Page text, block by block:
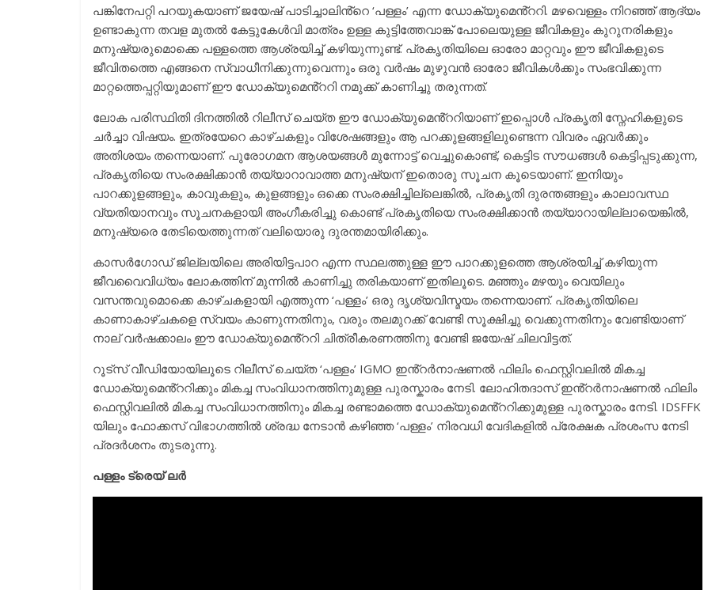
പങ്കിനേപറ്റി പറയുകയാണ് ജയേഷ് പാടിച്ചാലിൻ്റെ ‘പള്ളം’ എന്ന ഡോക്യുമെൻ്ററി. മഴവെള്ളം നിറഞ്ഞ് ആദ്യം
ഉണ്ടാകുന്ന തവള മുതൽ കേട്ടുകേൾവി മാത്രം ഉള്ള കുട്ടിത്തേവാങ്ക് പോലെയുള്ള ജീവികളും കുറുനരികളും
മനുഷ്യരുമൊക്കെ പള്ളത്തെ ആശ്രയിച്ച് കഴിയുന്നുണ്ട്. പ്രകൃതിയിലെ ഓരോ മാറ്റവും ഈ ജീവികളുടെ
ജീവിതത്തെ എങ്ങനെ സ്വാധീനിക്കുന്നുവെന്നും ഒരു വർഷം മുഴുവൻ ഓരോ ജീവികൾക്കും സംഭവിക്കുന്ന
മാറ്റത്തെപ്പറ്റിയുമാണ് ഈ ഡോക്യുമെൻ്ററി നമുക്ക് കാണിച്ചു തരുന്നത്.
ലോക പരിസ്ഥിതി ദിനത്തിൽ റിലീസ് ചെയ്ത ഈ ഡോക്യുമെൻ്ററിയാണ് ഇപ്പൊൾ പ്രകൃതി സ്നേഹികളുടെ
ചർച്ചാ വിഷയം. ഇത്രയേറെ കാഴ്ചകളും വിശേഷങ്ങളും ആ പറക്കുളങ്ങളിലുണ്ടെന്ന വിവരം ഏവർക്കും
അതിശയം തന്നെയാണ്. പുരോഗമന ആശയങ്ങൾ മുന്നോട്ട് വെച്ചുകൊണ്ട്, കെട്ടിട സൗധങ്ങൾ കെട്ടിപ്പടുക്കുന്ന,
പ്രകൃതിയെ സംരക്ഷിക്കാൻ തയ്യാറാവാത്ത മനുഷ്യന് ഇതൊരു സൂചന കൂടെയാണ്. ഇനിയും
പാറക്കുളങ്ങളും, കാവുകളും, കുളങ്ങളും ഒക്കെ സംരക്ഷിച്ചില്ലെങ്കിൽ, പ്രകൃതി ദുരന്തങ്ങളും കാലാവസ്ഥ
വ്യതിയാനവും സൂചനകളായി അംഗീകരിച്ചു കൊണ്ട് പ്രകൃതിയെ സംരക്ഷിക്കാൻ തയ്യാറായില്ലായെങ്കിൽ,
മനുഷ്യരെ തേടിയെത്തുന്നത് വലിയൊരു ദുരന്തമായിരിക്കും.
കാസർഗോഡ് ജില്ലയിലെ അരിയിട്ടപാറ എന്ന സ്ഥലത്തുള്ള ഈ പാറക്കുളത്തെ ആശ്രയിച്ച് കഴിയുന്ന
ജീവവൈവിധ്യം ലോകത്തിന് മുന്നിൽ കാണിച്ചു തരികയാണ് ഇതിലൂടെ. മഞ്ഞും മഴയും വെയിലും
വസന്തവുമൊക്കെ കാഴ്ചകളായി എത്തുന്ന ‘പള്ളം’ ഒരു ദൃശ്യവിസ്മയം തന്നെയാണ്. പ്രകൃതിയിലെ
കാണാകാഴ്ചകളെ സ്വയം കാണുന്നതിനും, വരും തലമുറക്ക് വേണ്ടി സൂക്ഷിച്ചു വെക്കുന്നതിനും വേണ്ടിയാണ്
നാല് വർഷക്കാലം ഈ ഡോക്യുമെൻ്ററി ചിത്രീകരണത്തിനു വേണ്ടി ജയേഷ് ചിലവിട്ടത്.
റൂട്സ് വീഡിയോയിലൂടെ റിലീസ് ചെയ്ത ‘പള്ളം’ IGMO ഇൻ്റർനാഷണൽ ഫിലിം ഫെസ്റ്റിവലിൽ മികച്ച
ഡോക്യുമെൻ്ററിക്കും മികച്ച സംവിധാനത്തിനുമുള്ള പുരസ്കാരം നേടി. ലോഹിതദാസ് ഇൻ്റർനാഷണൽ ഫിലിം
ഫെസ്റ്റിവലിൽ മികച്ച സംവിധാനത്തിനും മികച്ച രണ്ടാമത്തെ ഡോക്യുമെൻ്ററിക്കുമുള്ള പുരസ്കാരം നേടി. IDSFFK
യിലും ഫോക്കസ് വിഭാഗത്തിൽ ശ്രദ്ധ നേടാൻ കഴിഞ്ഞ ‘പള്ളം’ നിരവധി വേദികളിൽ പ്രേക്ഷക പ്രശംസ നേടി
പ്രദർശനം തുടരുന്നു.
പള്ളം ട്രെയ് ലര്‍